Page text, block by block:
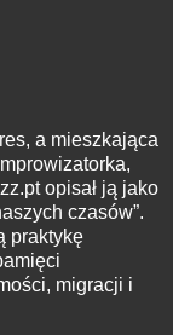
a mieszkająca
opisał ją jako
czasów”.
praktykę
migracji i